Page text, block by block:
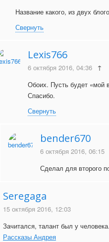
Название какого, из двух
Свернуть
Lexis766
6 октября 2016, 04:36 ↑
Обоих. Пусть будет «мой
Спасибо.
Свернуть
bender670
6 октября 2016, 06:15
Сделал для второго
Seregaga
15 октября 2016, 12:03
Зачитался, талант был у
Рассказы Андрея